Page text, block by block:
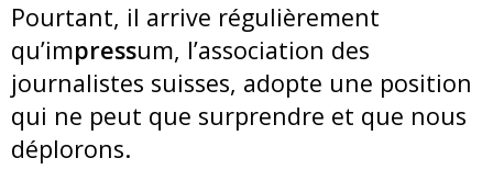
Pourtant, il arrive régulièrement
qu’impressum, l’association des
journalistes suisses, adopte une position
qui ne peut que surprendre et que nous
déplorons.